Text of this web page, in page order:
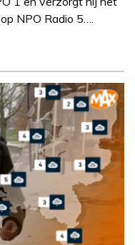
NPO Radio 5….